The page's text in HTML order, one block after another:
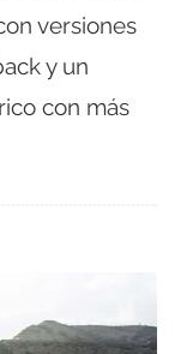
versiones
y un
con más